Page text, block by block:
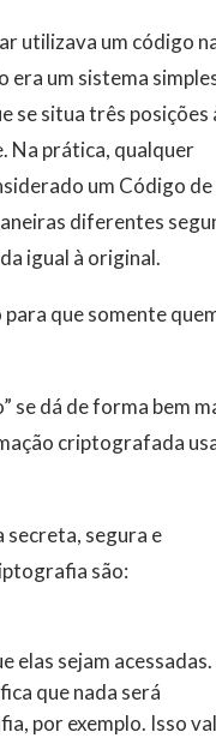
utilizava um código
era um sistema
se situa três posições
Na prática, qualquer
um Código de
diferentes
igual à original.
que somente
se dá de forma bem
criptografada
segura e
são:
elas sejam acessadas.
que nada será
por exemplo. Isso